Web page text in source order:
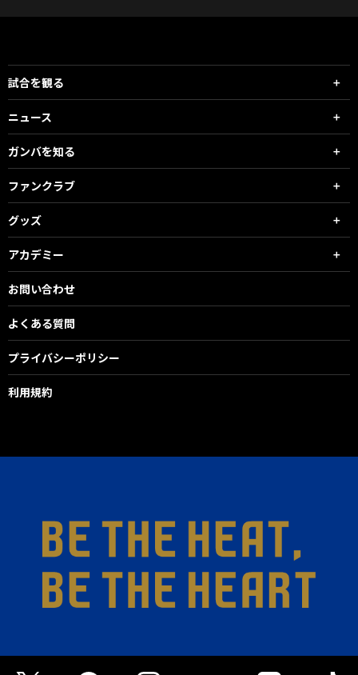
試合を観る
ニュース
ガンバを知る
ファンクラブ
グッズ
アカデミー
お問い合わせ
よくある質問
プライバシーポリシー
利用規約